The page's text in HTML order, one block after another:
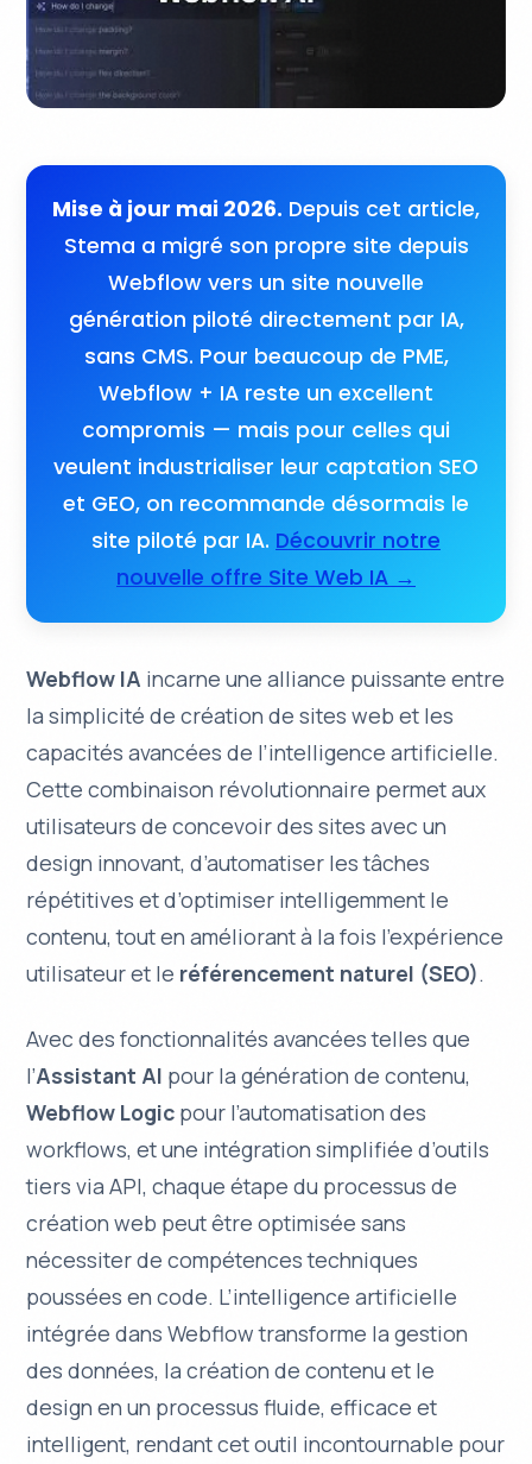
Mise à jour mai 2026. Depuis cet article,
Stema a migré son propre site depuis
Webflow vers un site nouvelle
génération piloté directement par IA,
sans CMS. Pour beaucoup de PME,
Webflow + IA reste un excellent
compromis — mais pour celles qui
veulent industrialiser leur captation SEO
et GEO, on recommande désormais le
site piloté par IA. Découvrir notre
nouvelle offre Site Web IA →
Webflow IA incarne unealliance puissante entre
la simplicité de création de sites web et les
capacités avancées de l’intelligence artificielle.
Cette combinaison révolutionnaire permet aux
utilisateurs de concevoir des sites avec un
design innovant, d’automatiser les tâches
répétitives et d’optimiser intelligemment le
contenu, tout en améliorant à la fois l’expérience
utilisateur et le référencement naturel (SEO).
Avec des fonctionnalités avancées telles que
l’Assistant AI pour la génération de contenu,
Webflow Logic pour l’automatisation des
workflows, et une intégration simplifiée d’outils
tiers via API, chaque étape du processus de
création web peut être optimisée sans
nécessiter de compétences techniques
poussées en code. L’intelligence artificielle
intégrée dans Webflow transforme la gestion
des données, la création de contenu et le
design en un processus fluide, efficace et
intelligent, rendant cet outil incontournable pour